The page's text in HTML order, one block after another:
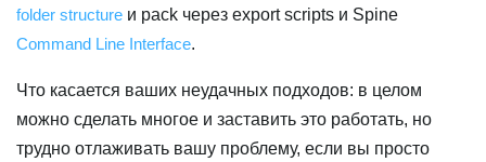
folder structure и pack через export scripts и Spine
Command Line Interface.
Что касается ваших неудачных подходов: в целом
можно сделать многое и заставить это работать, но
трудно отлаживать вашу проблему, если вы просто